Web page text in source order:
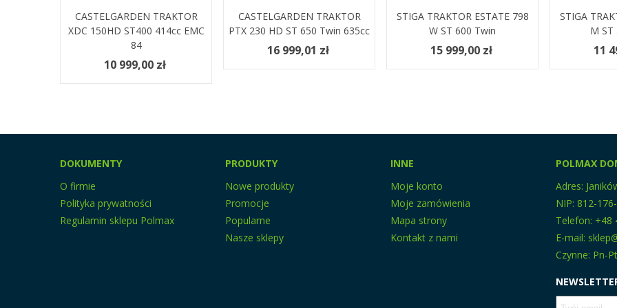
Zobacz Więcej
CASTELGARDEN TRAKTOR
XDC 150HD ST400 414cc EMC
84
10 999,00 zł
Zobacz Więcej
CASTELGARDEN TRAKTOR
PTX 230 HD ST 650 Twin 635cc
16 999,01 zł
Zobacz Więcej
STIGA TRAKTOR ESTATE 798
W ST 600 Twin
15 999,00 zł
Zobacz
STIGA
M ST
11
DOKUMENTY
O firmie
Polityka prywatności
Regulamin sklepu Polmax
PRODUKTY
Nowe produkty
Promocje
Popularne
Nasze sklepy
INNE
Moje konto
Moje zamówienia
Mapa strony
Kontakt z nami
POLMAX
Adres:
NIP: 812-
Telefon: +48
E-mail:
Czynne: Pn-